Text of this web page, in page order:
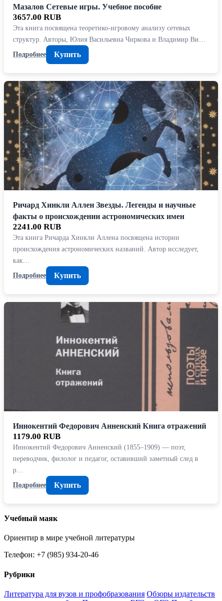
Мазалов Сетевые игры. Учебное пособие
3657.00 RUB
Эта книга посвящена теоретико-игровому анализу сетевых
структур. Авторы, Юлия Васильевна Чиркова и Владимир Ви…
Подробнее
Купить
Ричард Хинкли Аллен Звезды. Легенды и научные
факты о происхождении астрономических имен
2241.00 RUB
Эта книга Ричарда Хинкли Аллена посвящена истории
происхождения астрономических названий. Автор исследует,
как…
Подробнее
Купить
Иннокентий Федорович Анненский Книга отражений
1179.00 RUB
Иннокентий Федорович Анненский (1855–1909) — поэт,
переводчик, филолог и педагог, оставивший заметный след в
р…
Подробнее
Купить
Учебный маяк
Ориентир в мире учебной литературы
Телефон: +7 (985) 934-20-46
Рубрики
Литература для вузов и профобразования Обзоры издательств